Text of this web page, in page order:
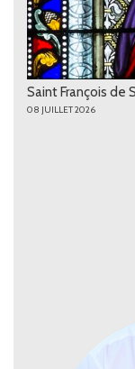
Saint François de
08 JUILLET 2026